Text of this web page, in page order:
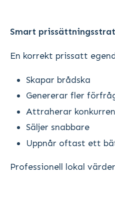
Smart
En korrekt prissatt
Skapar brådska
Genererar fler
Attraherar
Säljer snabbare
Uppnår oftast ett
Professionell lokal